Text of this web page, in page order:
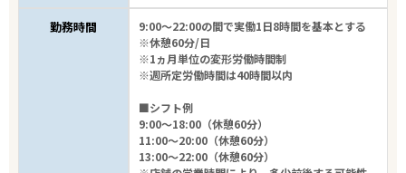
勤務時間
9:00～22:00の間で実働1日8時間を基本とする
※休憩60分/日
※1ヵ月単位の変形労働時間制
※週所定労働時間は40時間以内
■シフト例
9:00～18:00（休憩60分）
11:00～20:00（休憩60分）
13:00～22:00（休憩60分）